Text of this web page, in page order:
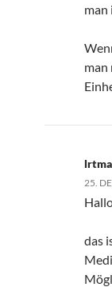
man
man
25.
das